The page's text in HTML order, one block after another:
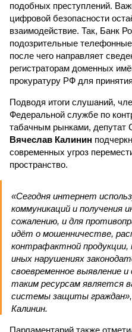
подобных преступлений.
цифровой безопасности
взаимодействие. Так, Банк
подозрительные
после чего направляет
регистраторам доменных
прокуратуру РФ для
Подводя итоги слушаний,
Федеральной службе по
табачным рынками, депутат
Вячеслав Калинин
современных угроз
пространство.
«Сегодня интернет
коммуникаций и получения
сожалению, и для
идёт о мошенничестве,
контрафактной продукции,
иных нарушениях
своевременное выявление и
таким ресурсам является
системы защиты граждан»,
Калинин.
Парламентарий также